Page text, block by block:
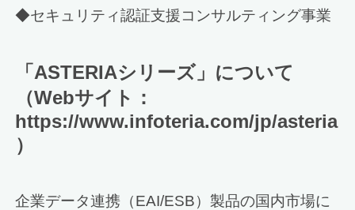
◆セキュリティ認証支援コンサルティング事業
「ASTERIAシリーズ」について
（Webサイト：
https://www.infoteria.com/jp/asteria
）
企業データ連携（EAI/ESB）製品の国内市場に